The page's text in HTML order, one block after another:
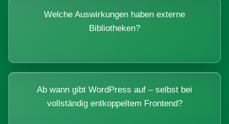
Welche Auswirkungen haben externe
Bibliotheken?
Ab wann gibt WordPress auf – selbst bei
vollständig entkoppeltem Frontend?